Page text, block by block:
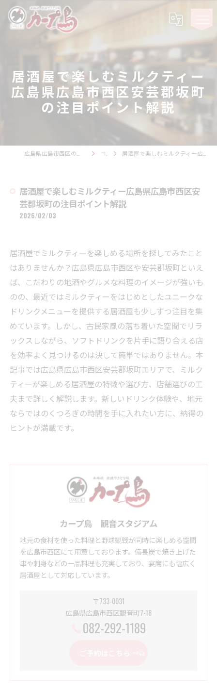
居酒屋で楽しむミルクティー
広島県広島市西区安芸郡坂町
の注目ポイント解説
コラム 居酒屋で楽しむミルクティー広島県広島市西区安芸郡坂町の注目ポイント解説
居酒屋で楽しむミルクティー広島県広島市西区安
芸郡坂町の注目ポイント解説
2026/02/03
居酒屋でミルクティーを楽しめる場所を探してみたこと
はありませんか？広島県広島市西区や安芸郡坂町といえ
ば、こだわりの地酒やグルメな料理のイメージが強いも
のの、最近ではミルクティーをはじめとしたユニークな
ドリンクメニューを提供する居酒屋も少しずつ注目を集
めています。しかし、古民家風の落ち着いた空間でリラ
ックスしながら、ソフトドリンクを片手に語り合える店
を効率よく見つけるのは決して簡単ではありません。本
記事では広島県広島市西区安芸郡坂町エリアで、ミルク
ティーが楽しめる居酒屋の特徴や選び方、店舗選びの工
夫まで詳しく解説します。新しいドリンク体験や、地元
ならではのくつろぎの時間を手に入れたい方に、納得の
ヒントが満載です。
カープ鳥 観音スタジアム
地元の食材を使った料理と野球観戦が同時に楽しめる空間
を広島市西区にて用意しております。備長炭で焼き上げた
串や刺身などの一品料理も充実しており、宴席にも幅広く
居酒屋として対応しています。
〒733-0031
広島県広島市西区観音町7-18
082-292-1189